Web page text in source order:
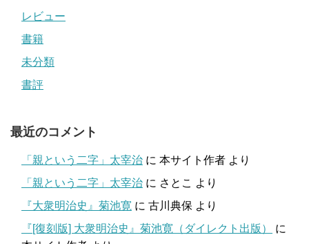
レビュー
書籍
未分類
書評
最近のコメント
「親という二字」太宰治 に 本サイト作者 より
「親という二字」太宰治 に さとこ より
『大衆明治史』菊池寛 に 古川典保 より
『[復刻版] 大衆明治史』菊池寛（ダイレクト出版）
に